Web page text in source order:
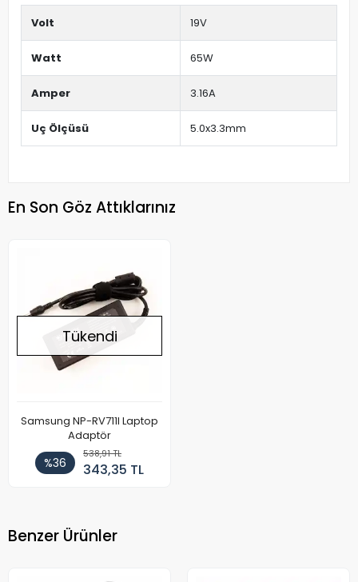
Volt 19V
Watt 65W
Amper 3.16A
Uç Ölçüsü 5.0x3.3mm
En Son Göz Attıklarınız
Tükendi
Samsung NP-RV711I Laptop
Adaptör
%36
538,91 TL
343,35 TL
Benzer Ürünler